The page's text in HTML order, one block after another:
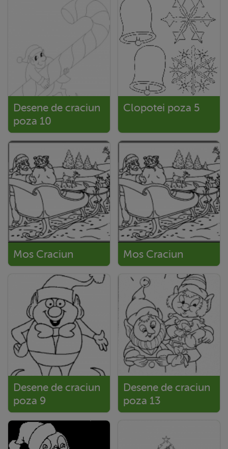
Desene de craciun
poza 10
Clopotei poza 5
Mos Craciun Mos Craciun
Desene de craciun
poza 9
Desene de craciun
poza 13